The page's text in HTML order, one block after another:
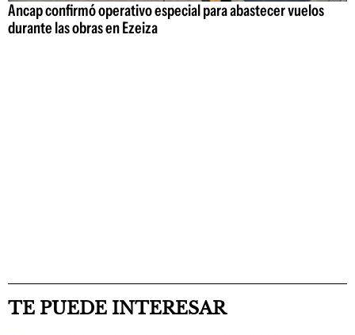
Ancap confirmó operativo especial para abastecer vuelos
durante las obras en Ezeiza
TE PUEDE INTERESAR